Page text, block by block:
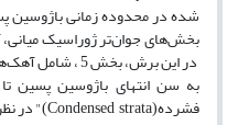
شده در محدوده زمانی باژوسین
بخش‌های جوان‌تر ژوراسیک
در این برش،
به سن انتهای باژوسین پسین
فشرده(Condensed strata)
" در